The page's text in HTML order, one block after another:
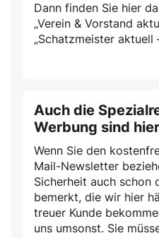
Dann finden Sie hier
„Verein & Vorstand
„Schatzmeister aktuell
Auch die
Werbung sind
Wenn Sie den
Mail-Newsletter
Sicherheit auch schon
bemerkt, die wir hier
treuer Kunde
uns umsonst. Sie